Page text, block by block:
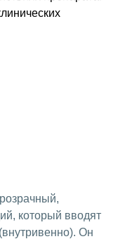
который вводят
Он